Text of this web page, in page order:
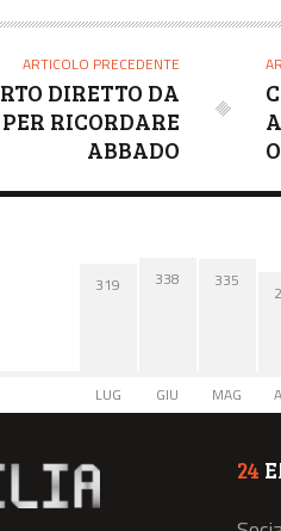
ARTICOLO PRECEDENTE
DIRETTO DA
RICORDARE
ABBADO
319
LUG
338
GIU
335
MAG
24